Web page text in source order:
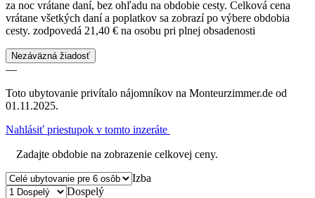
za noc vrátane daní, bez ohľadu na obdobie cesty. Celková cena
vrátane všetkých daní a poplatkov sa zobrazí po výbere obdobia
cesty. zodpovedá 21,40 € na osobu pri plnej obsadenosti
Nezáväzná žiadosť
—
Toto ubytovanie privítalo nájomníkov na Monteurzimmer.de od
01.11.2025.
Nahlásiť priestupok v tomto inzeráte
Zadajte obdobie na zobrazenie celkovej ceny.
Izba
Dospelý